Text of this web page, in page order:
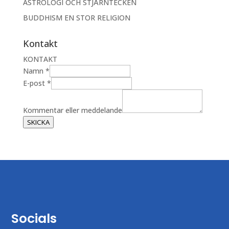
ASTROLOGI OCH STJÄRNTECKEN
BUDDHISM EN STOR RELIGION
Kontakt
KONTAKT
m
e
d
e
l
o
Namn *
E-post *
Kommentar eller meddelande
SKICKA
Socials